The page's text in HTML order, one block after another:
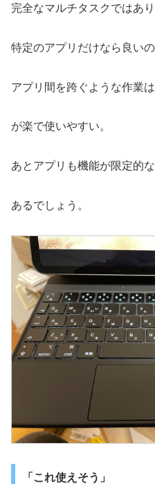
完全なマルチタスクではあ
特定のアプリだけなら良いの
アプリ間を跨ぐような作業
が楽で使いやすい。
あとアプリも機能が限定的
あるでしょう。
「これ使えそう」